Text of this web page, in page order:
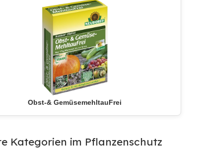
Obst-& GemüsemehltauFrei
Kategorien im Pflanzenschutz